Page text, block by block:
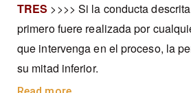
TRES >>>> Si la conducta
primero fuere realizada por
que intervenga en el proceso, la
su mitad inferior.